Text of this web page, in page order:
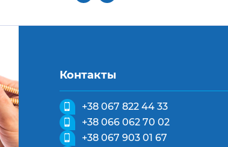
Контакты
+38 067 822 44 33
+38 066 062 70 02
+38 067 903 01 67